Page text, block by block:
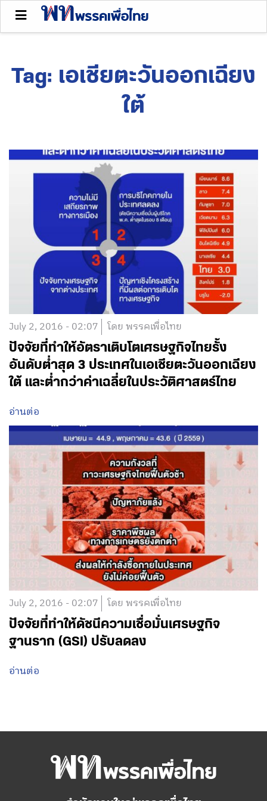
Tag: เอเชียตะวันออกเฉียง
ใต้
July 2, 2016 - 02:07 โดย พรรคเพื่อไทย
ปัจจัยที่ทำให้อัตราเติบโตเศรษฐกิจไทยรั้ง
อันดับต่ำสุด 3 ประเทศในเอเชียตะวันออกเฉียง
ใต้ และต่ำกว่าค่าเฉลี่ยในประวัติศาสตร์ไทย
อ่านต่อ
July 2, 2016 - 02:07 โดย พรรคเพื่อไทย
ปัจจัยที่ทำให้ดัชนีความเชื่อมั่นเศรษฐกิจ
ฐานราก (GSI) ปรับลดลง
อ่านต่อ